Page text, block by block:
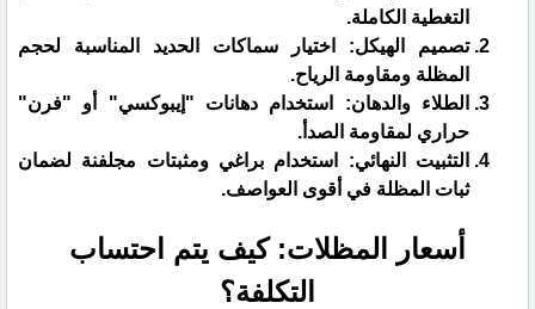
التغطية الكاملة.
​تصميم الهيكل: اختيار سماكات الحديد المناسبة لحجم
المظلة ومقاومة الرياح.
​الطلاء والدهان: استخدام دهانات "إيبوكسي" أو "فرن"
حراري لمقاومة الصدأ.
​التثبيت النهائي: استخدام براغي ومثبتات مجلفنة لضمان
ثبات المظلة في أقوى العواصف.
​أسعار المظلات: كيف يتم احتساب
التكلفة؟